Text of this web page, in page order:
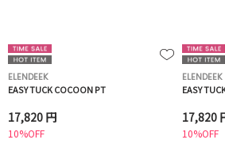
ELENDEEK
EASY TUCK COCOON PT
17,820 円
10%OFF
ELENDEEK
EASY
17,820
10%OFF